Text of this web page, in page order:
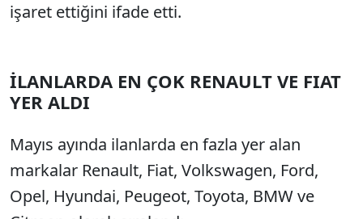
işaret ettiğini ifade etti.
İLANLARDA EN ÇOK RENAULT VE FIAT
YER ALDI
Mayıs ayında ilanlarda en fazla yer alan
markalar Renault, Fiat, Volkswagen, Ford,
Opel, Hyundai, Peugeot, Toyota, BMW ve